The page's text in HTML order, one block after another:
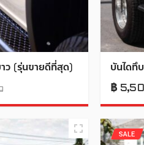
ว (รุ่นขายดีที่สุด) บันไดทึ
฿
SALE